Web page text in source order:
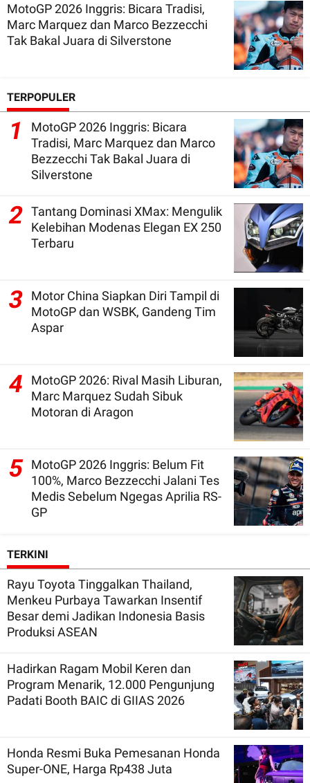
MotoGP 2026 Inggris: Bicara Tradisi,
Marc Marquez dan Marco Bezzecchi
Tak Bakal Juara di Silverstone
TERPOPULER
1
MotoGP 2026 Inggris: Bicara
Tradisi, Marc Marquez dan Marco
Bezzecchi Tak Bakal Juara di
Silverstone
2 Tantang Dominasi XMax: Mengulik
Kelebihan Modenas Elegan EX 250
Terbaru
3
Motor China Siapkan Diri Tampil di
MotoGP dan WSBK, Gandeng Tim
Aspar
4
MotoGP 2026: Rival Masih Liburan,
Marc Marquez Sudah Sibuk
Motoran di Aragon
5 MotoGP 2026 Inggris: Belum Fit
100%, Marco Bezzecchi Jalani Tes
Medis Sebelum Ngegas Aprilia RS-
GP
TERKINI
Rayu Toyota Tinggalkan Thailand,
Menkeu Purbaya Tawarkan Insentif
Besar demi Jadikan Indonesia Basis
Produksi ASEAN
Hadirkan Ragam Mobil Keren dan
Program Menarik, 12.000 Pengunjung
Padati Booth BAIC di GIIAS 2026
Honda Resmi Buka Pemesanan Honda
Super-ONE, Harga Rp438 Juta